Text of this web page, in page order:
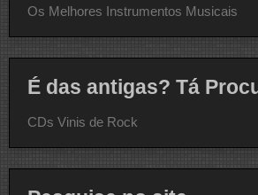
Os Melhores Instrumentos Musicais
É das antigas? Tá
CDs Vinis de Rock